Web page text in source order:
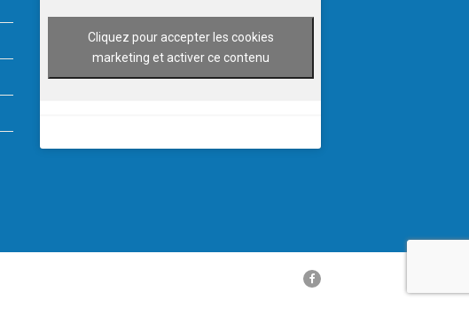
Cliquez pour accepter les cookies
marketing et activer ce contenu